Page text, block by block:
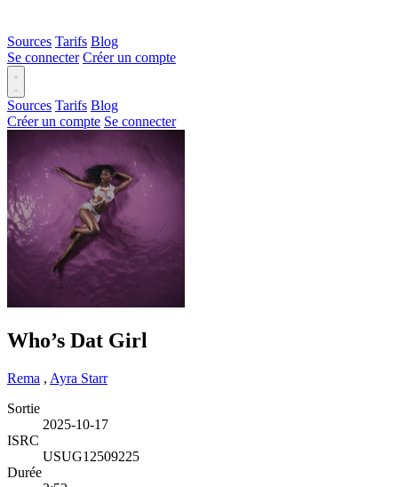
Sources Tarifs Blog
Se connecter Créer un compte
Sources Tarifs Blog
Créer un compte Se connecter
Who’s Dat Girl
Rema , Ayra Starr
Sortie
2025-10-17
ISRC
USUG12509225
Durée